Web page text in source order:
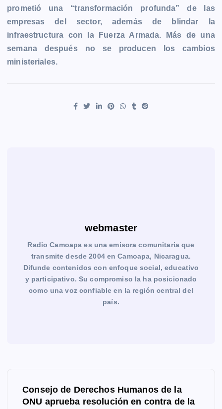
prometió una “transformación profunda” de las
empresas del sector, además de blindar la
infraestructura con la Fuerza Armada. Más de una
semana después no se producen los cambios
ministeriales.
webmaster
Radio Camoapa es una emisora comunitaria que
transmite desde 2004 en Camoapa, Nicaragua.
Difunde contenidos con enfoque social, educativo
y participativo. Su compromiso la ha posicionado
como una voz confiable en la región central del
país.
Consejo de Derechos Humanos de la
ONU aprueba resolución en contra de la